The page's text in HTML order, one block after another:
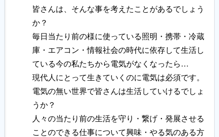
皆さんは、そんな事を考えたことがあるでしょう
か？
毎日当たり前の様に使っている照明・携帯・冷蔵
庫・エアコン・情報社会の時代に依存して生活し
ている今の私たちから電気がなくなったら…
現代人にとって生きていくのに電気は必須です。
電気の無い世界で皆さんは生活していけるでしょ
うか？
人々の当たり前の生活を守り・繋げ・発展させる
ことのできる仕事について興味・やる気のある方